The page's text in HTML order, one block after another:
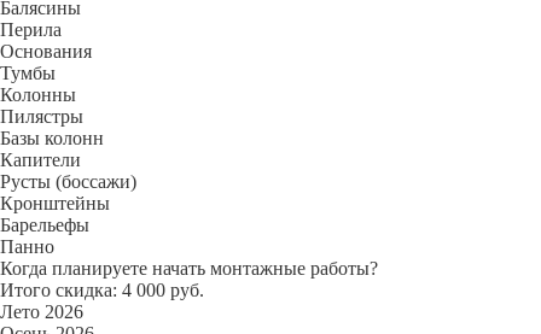
Балясины
Перила
Основания
Тумбы
Колонны
Пилястры
Базы колонн
Капители
Русты (боссажи)
Кронштейны
Барельефы
Панно
Когда планируете начать монтажные работы?
Итого скидка: 4 000 руб.
Лето 2026